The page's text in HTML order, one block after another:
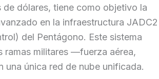
dólares, tiene como objetivo la
en la infraestructura JADC2
del Pentágono. Este sistema
ramas militares —fuerza aérea,
única red de nube unificada.